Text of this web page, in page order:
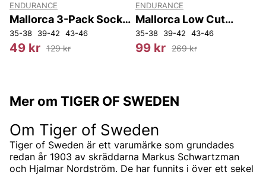
ENDURANCE
Mallorca 3-Pack Sock
Quarter
35-38 39-42 43-46
49 kr 129 kr
ENDURANCE
Mallorca Low Cut
Socks 8-Pack
35-38 39-42 43-46
99 kr 269 kr
Mer om TIGER OF SWEDEN
Om Tiger of Sweden
Tiger of Sweden är ett varumärke som grundades
redan år 1903 av skräddarna Markus Schwartzman
och Hjalmar Nordström. De har funnits i över ett sekel